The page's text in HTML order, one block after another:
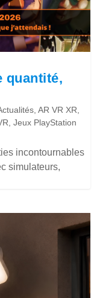
quantité,
,AR VR XR,
,Jeux PlayStation
incontournables
simulateurs,